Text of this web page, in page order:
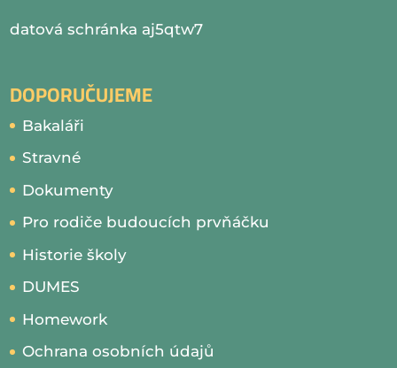
datová schránka aj5qtw7
DOPORUČUJEME
Bakaláři
Stravné
Dokumenty
Pro rodiče budoucích prvňáčku
Historie školy
DUMES
Homework
Ochrana osobních údajů